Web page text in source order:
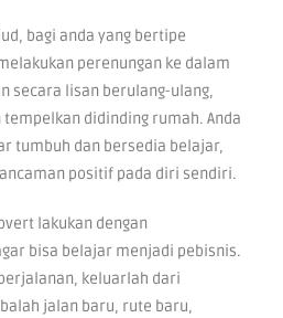
bagi anda yang bertipe
perenungan ke dalam
secara lisan berulang-ulang,
didinding rumah. Anda
tumbuh dan bersedia belajar,
positif pada diri sendiri.
lakukan dengan
bisa belajar menjadi pebisnis.
keluarlah dari
jalan baru, rute baru,